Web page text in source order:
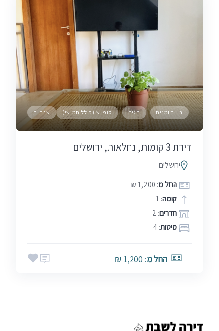
בין הזמנים חגים סופ"ש (כולל חמישי) שבתות
דירת 3 קומות, נחלאות, ירושלים
ירושלים
החל מ: 1,200 ₪
קומה: 1
חדרים: 2
מיטות: 4
החל מ: 1,200 ₪